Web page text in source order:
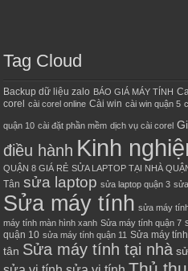
Tag Cloud
Backup dữ liệu zalo BÁO GIÁ MÁY TÍNH
corel cài corel online Cài win cài win quận 5
quận 10 cài đặt phần mềm dịch vụ cài corel
điều hành Kinh
QUẬN 8 GIÁ RẺ SỬA LAPTOP TẠI NHÀ
Tân sửa laptop sửa laptop quận 3
Sửa máy tính sửa máy
máy tính màn hình xanh Sửa máy tính quận 7
quận 10 sửa máy tính quận 11 Sửa máy
tân Sửa máy tính tại nhà